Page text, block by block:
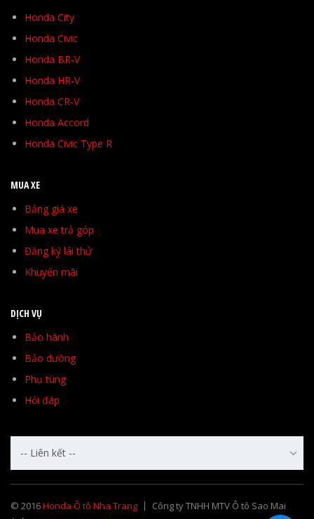
Honda City
Honda Civic
Honda BR-V
Honda HR-V
Honda CR-V
Honda Accord
Honda Civic Type R
MUA XE
Bảng giá xe
Mua xe trả góp
Đăng ký lái thử
Khuyến mãi
DỊCH VỤ
Bảo hành
Bảo dưỡng
Phụ tùng
Hỏi đáp
-- Liên kết --
© 2016Honda Ô tô Nha Trang
Công ty TNHH MTV Ô tô Sao Mai